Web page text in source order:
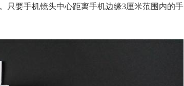
只要手机镜头中心距离手机边缘3厘米范围内的手